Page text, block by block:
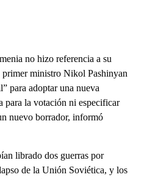
no hizo referencia a su
primer ministro Nikol Pashinyan
para adoptar una nueva
para la votación ni especificar
nuevo borrador, informó
librado dos guerras por
de la Unión Soviética, y los